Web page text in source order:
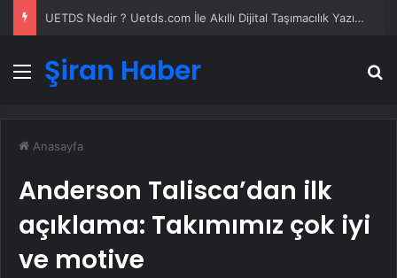
UETDS Nedir ? Uetds.com İle Akıllı Dijital Taşımacılık Yazılımı
Menü
Şiran Haber
Anasayfa
Anderson Talisca’dan ilk
açıklama: Takımımız çok iyi
ve motive